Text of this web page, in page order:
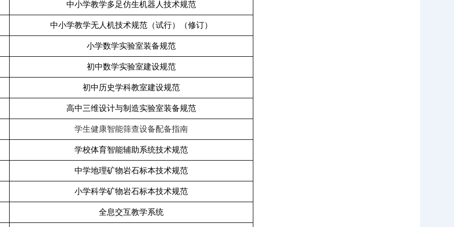
中小学教学多足仿生机器人技术规范
中小学教学无人机技术规范（试行）（修订）
小学数学实验室装备规范
初中数学实验室建设规范
初中历史学科教室建设规范
高中三维设计与制造实验室装备规范
学生健康智能筛查设备配备指南
学校体育智能辅助系统技术规范
中学地理矿物岩石标本技术规范
小学科学矿物岩石标本技术规范
全息交互教学系统